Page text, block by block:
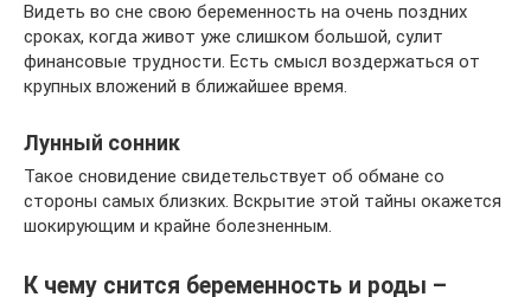
Видеть во сне свою беременность на очень поздних
сроках, когда живот уже слишком большой, сулит
финансовые трудности. Есть смысл воздержаться от
крупных вложений в ближайшее время.
Лунный сонник
Такое сновидение свидетельствует об обмане со
стороны самых близких. Вскрытие этой тайны окажется
шокирующим и крайне болезненным.
К чему снится беременность и роды –